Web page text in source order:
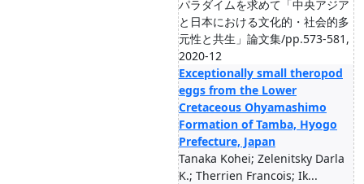
パラダイムを求めて「中央アジア
と日本における文化的・社会的多
元性と共生」論文集/pp.573-581,
2020-12
Exceptionally small theropod
eggs from the Lower
Cretaceous Ohyamashimo
Formation of Tamba, Hyogo
Prefecture, Japan
Tanaka Kohei; Zelenitsky Darla
K.; Therrien Francois; Ik...